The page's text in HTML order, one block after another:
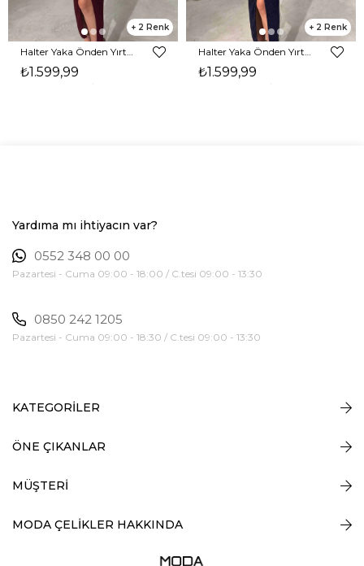
2
₺1.599,99
2
₺1.599,99
Yardıma mı ihtiyacın var?
0552 348 00 00
Pazartesi - Cuma 09:00 - 18:00 / C.tesi 09:00 - 13:30
0850 242 1205
Pazartesi - Cuma 09:00 - 18:30 / C.tesi 09:00 - 13:30
KATEGORİLER
ÖNE ÇIKANLAR
MÜŞTERİ
MODA ÇELİKLER HAKKINDA